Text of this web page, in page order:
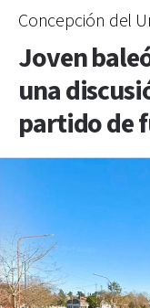
Concepción del
Joven
una
partido de